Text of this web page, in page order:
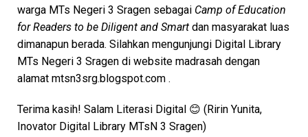
warga MTs Negeri 3 Sragen sebagai Camp of Education
for Readers to be Diligent and Smart dan masyarakat luas
dimanapun berada. Silahkan mengunjungi Digital Library
MTs Negeri 3 Sragen di website madrasah dengan
alamat mtsn3srg.blogspot.com .
Terima kasih! Salam Literasi Digital 😊 (Ririn Yunita,
Inovator Digital Library MTsN 3 Sragen)